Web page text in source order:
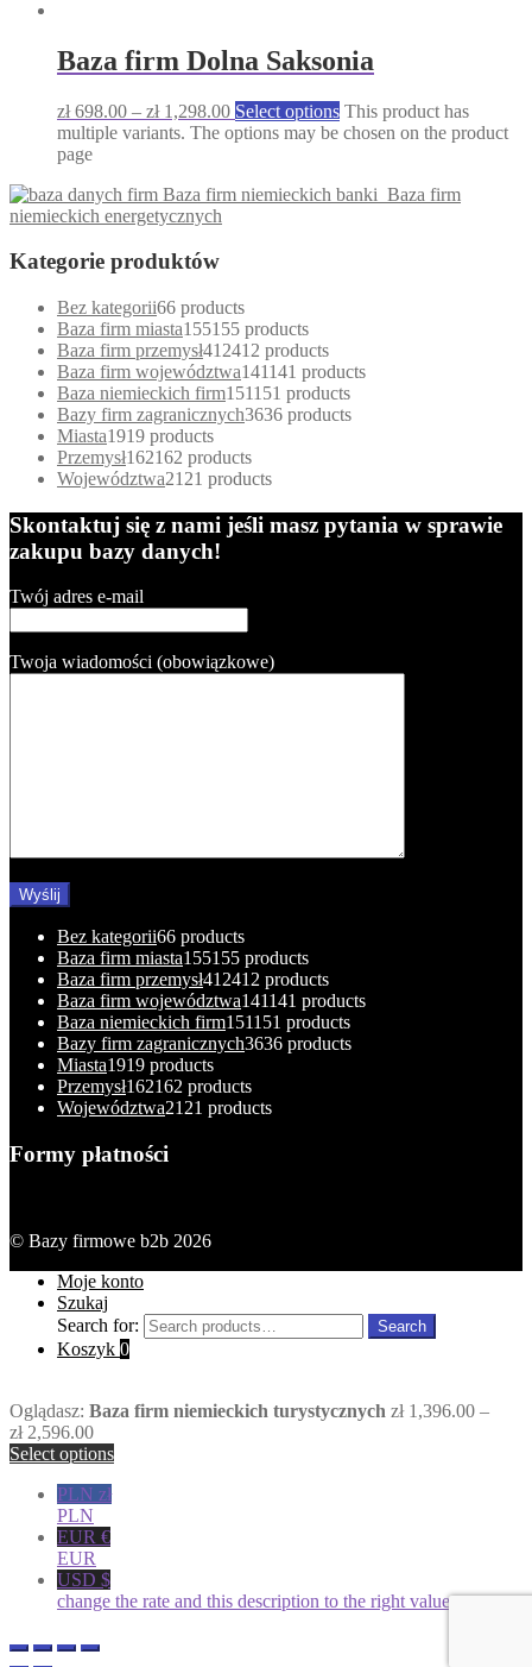
Baza firm Dolna Saksonia
zł698.00 – zł1,298.00 Select options This product has
multiple variants. The options may be chosen on the product
page
Baza firm niemieckich banki Baza firm
niemieckich energetycznych
Kategorie produktów
Bez kategorii66 products
Baza firm miasta155155 products
Baza firm przemysł412412 products
Baza firm województwa141141 products
Baza niemieckich firm151151 products
Bazy firm zagranicznych3636 products
Miasta1919 products
Przemysł162162 products
Województwa21 21 products
Skontaktuj się z nami jeśli masz pytania w sprawie
zakupu bazy danych!
Twój adres e-mail
Twoja wiadomości (obowiązkowe)
Bez kategorii66 products
Baza firm miasta155155 products
Baza firm przemysł412412 products
Baza firm województwa141141 products
Baza niemieckich firm151151 products
Bazy firm zagranicznych3636 products
Miasta1919 products
Przemysł162162 products
Województwa2121 products
Formy płatności
© Bazy firmowe b2b 2026
Moje konto
Szukaj
Search for:
Search
Koszyk 0
Oglądasz: Baza firm niemieckich turystycznych zł1,396.00 –
zł2,596.00
Select options
PLN zł
PLN
EUR €
EUR
USD $
change the rate and this description to the right values